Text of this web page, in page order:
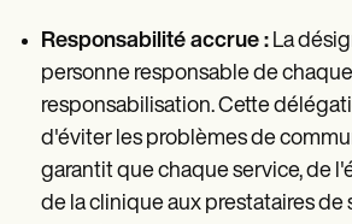
Responsabilité accrue : La
personne responsable de
responsabilisation. Cette
d'éviter les problèmes de
garantit que chaque service, de
de la clinique aux prestataires de